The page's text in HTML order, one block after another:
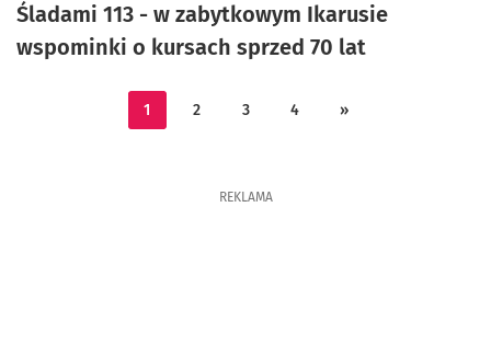
Śladami 113 - w zabytkowym Ikarusie
wspominki o kursach sprzed 70 lat
1 2 3 4 »
REKLAMA